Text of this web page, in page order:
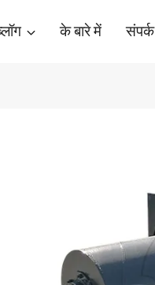
के बारे में संपर्क